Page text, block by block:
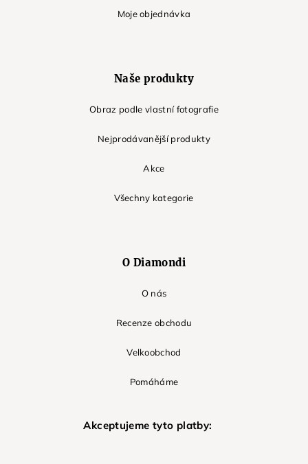
Moje objednávka
Naše produkty
Obraz podle vlastní fotografie
Nejprodávanější produkty
Akce
Všechny kategorie
O Diamondi
O nás
Recenze obchodu
Velkoobchod
Pomáháme
Akceptujeme tyto platby: